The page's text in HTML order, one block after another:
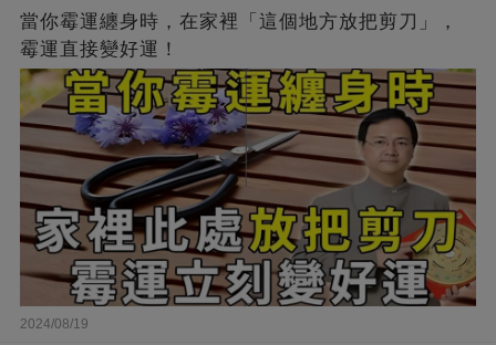
當你霉運纏身時，在家裡「這個地方放把剪刀」，
霉運直接變好運！
2024/08/19